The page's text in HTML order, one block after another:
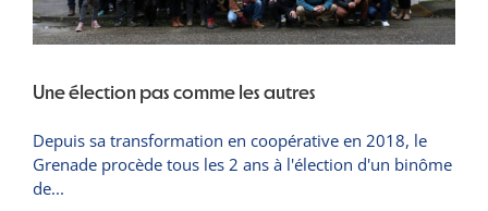
Une élection pas comme les autres
Depuis sa transformation en coopérative en 2018, le
Grenade procède tous les 2 ans à l'élection d'un binôme
de